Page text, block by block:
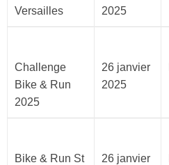
Versailles
2025
Challenge
Bike & Run
2025
26 janvier
2025
Bike & Run St
26 janvier